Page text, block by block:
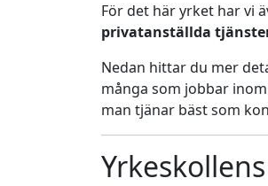
För det här yrket har vi
privatanställda
Nedan hittar du mer
många som jobbar
man tjänar bäst som